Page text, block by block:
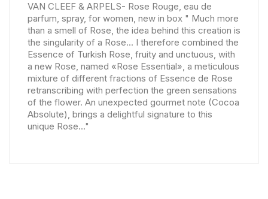
VAN CLEEF & ARPELS- Rose Rouge, eau de
parfum, spray, for women, new in box " Much more
than a smell of Rose, the idea behind this creation is
the singularity of a Rose... I therefore combined the
Essence of Turkish Rose, fruity and unctuous, with
a new Rose, named «Rose Essential», a meticulous
mixture of different fractions of Essence de Rose
retranscribing with perfection the green sensations
of the flower. An unexpected gourmet note (Cocoa
Absolute), brings a delightful signature to this
unique Rose..."